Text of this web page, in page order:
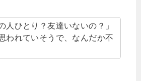
人ひとり？友達いないの？」
われていそうで、なんだか不